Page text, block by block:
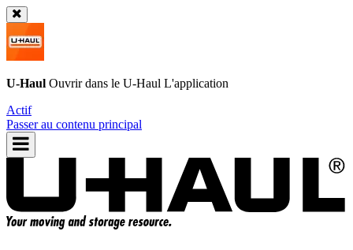
U-Haul Ouvrir dans le U-Haul L'application
Actif
Passer au contenu principal